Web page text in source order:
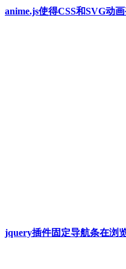
anime.js使得CSS和SVG动
jquery插件固定导航条在浏